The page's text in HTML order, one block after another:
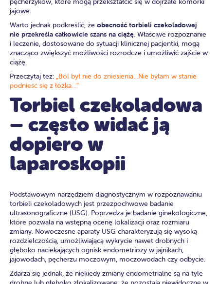
jajowe.
Warto jednak podkreślić, że obecność torbieli czekoladowej
nie przekreśla całkowicie szans na ciążę. Właściwe rozpoznanie
i leczenie, dostosowane do sytuacji klinicznej pacjentki, mogą
znacząco zwiększyć możliwości rozrodcze i umożliwić zajście w
ciążę.
Przeczytaj też: „Ból był nie do zniesienia…Nie byłam w stanie
podnieść się z łóżka…”
Torbiel czekoladowa
– często widać ją
dopiero w
laparoskopii
Podstawowym narzędziem diagnostycznym w rozpoznawaniu
torbieli czekoladowych jest przezpochwowe badanie
ultrasonograficzne (USG). Poprzedza je badanie ginekologiczne,
które pozwala na wstępną ocenę lokalizacji oraz rozmiaru
zmiany. Nowoczesne aparaty USG charakteryzują się wysoką
rozdzielczością, umożliwiającą wykrycie nawet drobnych i
głęboko naciekających ognisk endometriozy w jajnikach,
jajowodach, pęcherzu moczowym, moczowodach czy odbycie.
Zdarza się jednak, że niekiedy zmiany endometrialne są na tyle